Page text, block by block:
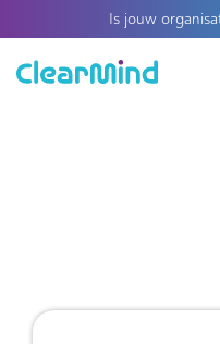
Is jouw